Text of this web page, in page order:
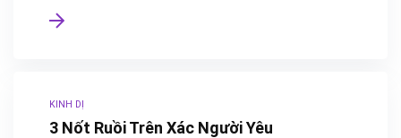
KINH DỊ
3 Nốt Ruồi Trên Xác Người Yêu